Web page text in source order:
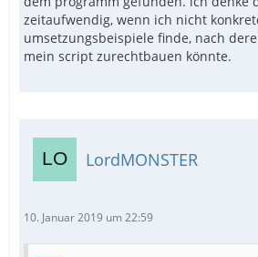
zeitaufwendig, wenn ich nicht
umsetzungsbeispiele finde, nach
mein script zurechtbauen könnte.
LordMONSTER
10. Januar 2019 um 22:59